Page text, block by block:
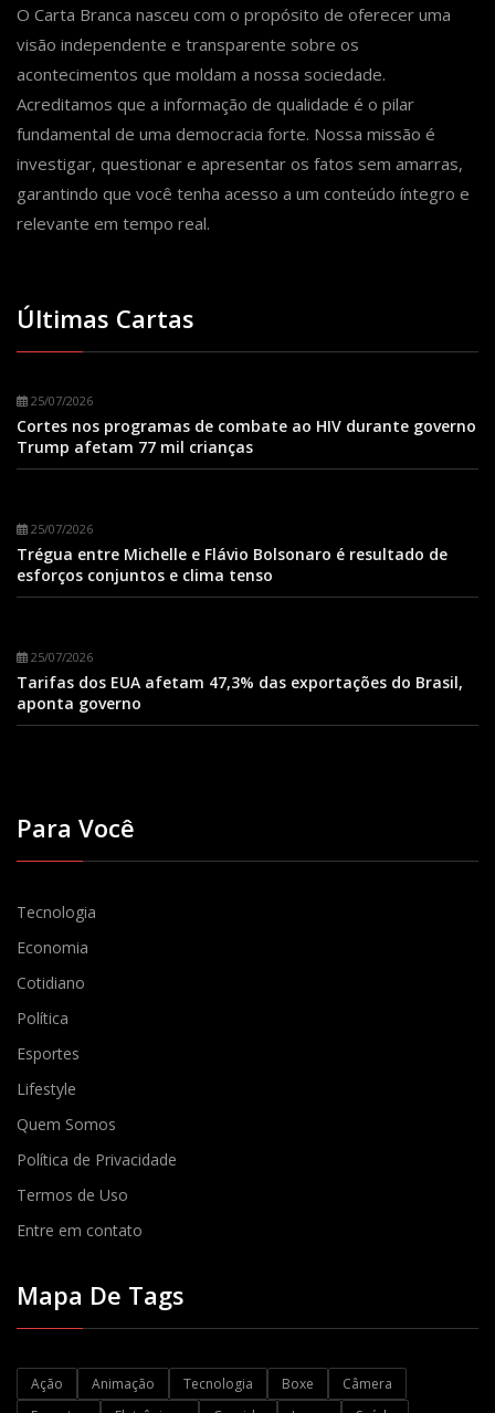
O Carta Branca nasceu com o propósito de oferecer uma
visão independente e transparente sobre os
acontecimentos que moldam a nossa sociedade.
Acreditamos que a informação de qualidade é o pilar
fundamental de uma democracia forte. Nossa missão é
investigar, questionar e apresentar os fatos sem amarras,
garantindo que você tenha acesso a um conteúdo íntegro e
relevante em tempo real.
Últimas Cartas
25/07/2026
Cortes nos programas de combate ao HIV durante governo
Trump afetam 77 mil crianças
25/07/2026
Trégua entre Michelle e Flávio Bolsonaro é resultado de
esforços conjuntos e clima tenso
25/07/2026
Tarifas dos EUA afetam 47,3% das exportações do Brasil,
aponta governo
Para Você
Tecnologia
Economia
Cotidiano
Política
Esportes
Lifestyle
Quem Somos
Política de Privacidade
Termos de Uso
Entre em contato
Mapa De Tags
Ação Animação Tecnologia Boxe
Câmera